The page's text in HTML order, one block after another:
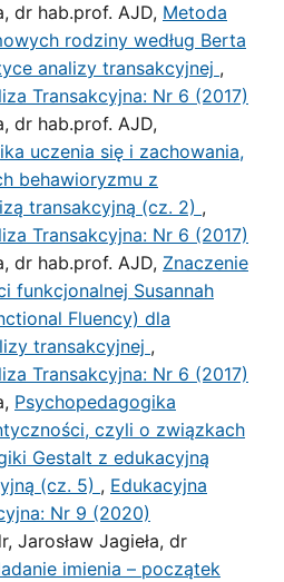
dr hab.prof. AJD, Metoda
rodziny według Berta
analizy transakcyjnej ,
Transakcyjna: Nr 6 (2017)
dr hab.prof. AJD,
uczenia się i zachowania,
behawioryzmu z
transakcyjną (cz. 2) ,
Transakcyjna: Nr 6 (2017)
dr hab.prof. AJD, Znaczenie
funkcjonalnej Susannah
Fluency) dla
transakcyjnej ,
Transakcyjna: Nr 6 (2017)
Psychopedagogika
czyli o związkach
Gestalt z edukacyjną
(cz. 5) , Edukacyjna
Nr 9 (2020)
Jarosław Jagieła, dr
imienia – początek